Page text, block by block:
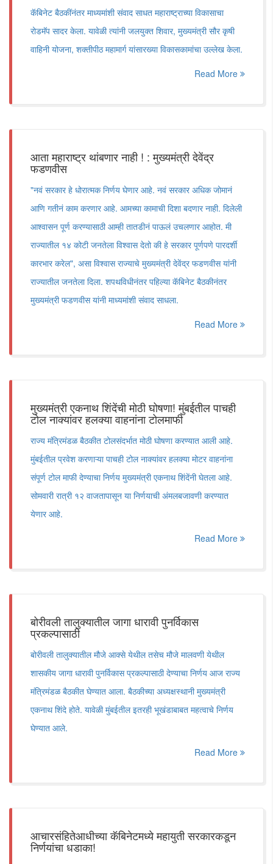
कॅबिनेट बैठकींनंतर माध्यमांशी संवाद साधत महाराष्ट्राच्या विकासाचा
रोडमॅप सादर केला. यावेळी त्यांनी जलयुक्त शिवार, मुख्यमंत्री सौर कृषी
वाहिनी योजना, शक्तीपीठ महामार्ग यांसारख्या विकासकामांचा उल्लेख केला.
Read More
आता महाराष्ट्र थांबणार नाही ! : मुख्यमंत्री देवेंद्र
फडणवीस
"नवं सरकार हे धोरात्मक निर्णय घेणार आहे. नवं सरकार अधिक जोमानं
आणि गतीनं काम करणार आहे. आमच्या कामाची दिशा बदणार नाही. दिलेली
आश्वासन पूर्ण करण्यासाठी आम्ही तातडीनं पाऊलं उचलणार आहोत. मी
राज्यातील १४ कोटी जनतेला विश्वास देतो की हे सरकार पूर्णपणे पारदर्शी
कारभार करेल", असा विश्वास राज्याचे मुख्यमंत्री देवेंद्र फडणवीस यांनी
राज्यातील जनतेला दिला. शपथविधीनंतर पहिल्या कॅबिनेट बैठकीनंतर
मुख्यमंत्री फडणवीस यांनी माध्यमांशी संवाद साधला.
Read More
मुख्यमंत्री एकनाथ शिंदेंची मोठी घोषणा! मुंबईतील पाचही
टोल नाक्यांवर हलक्या वाहनांना टोलमाफी
राज्य मंत्रिमंडळ बैठकीत टोलसंदर्भात मोठी घोषणा करण्यात आली आहे.
मुंबईतील प्रवेश करणाऱ्या पाचही टोल नाक्यांवर हलक्या मोटर वाहनांना
संपूर्ण टोल माफी देण्याचा निर्णय मुख्यमंत्री एकनाथ शिंदेंनी घेतला आहे.
सोमवारी रात्री १२ वाजतापासून या निर्णयाची अंमलबजावणी करण्यात
येणार आहे.
Read More
बोरीवली तालुक्यातील जागा धारावी पुनर्विकास
प्रकल्पासाठी
बोरीवली तालुक्यातील मौजे आक्से येथील तसेच मौजे मालवणी येथील
शासकीय जागा धारावी पुनर्विकास प्रकल्पासाठी देण्याचा निर्णय आज राज्य
मंत्रिमंडळ बैठकीत घेण्यात आला. बैठकीच्या अध्यक्षस्थानी मुख्यमंत्री
एकनाथ शिंदे होते. यावेळी मुंबईतील इतरही भूखंडाबाबत महत्वाचे निर्णय
घेण्यात आले.
Read More
आचारसंहितेआधीच्या कॅबिनेटमध्ये महायुती सरकारकडून
निर्णयांचा धडाका!